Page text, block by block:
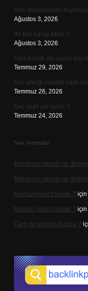
Altın bozdururken
Ağustos 3, 2026
90 kilo hangi sıklet ?
Ağustos 3, 2026
Ulus büyük mü yazılır
Temmuz 29, 2026
Koç erkeği yatakta nasıl
Temmuz 26, 2026
Kaç çeşit yat vardır ?
Temmuz 24, 2026
Son yorumlar
Merdiven çıkmak ne
Merdiven çıkmak ne
Mechul nedir hadiste ? için
Mechul nedir hadiste ? için
Cerh ne demek Arapça ?